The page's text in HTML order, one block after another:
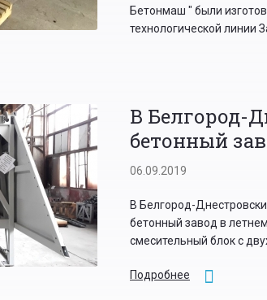
Бетонмаш " были
технологической линии
В Белгород-
бетонный
06.09.2019
В Белгород-
бетонный завод в
смесительный блок с
Подробнее